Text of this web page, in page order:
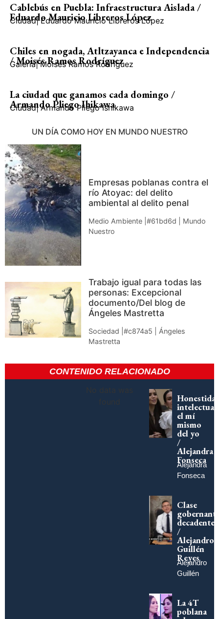
Cablebús en Puebla: Infraestructura Aislada /
Eduardo Mauricio Libreros López
Ciudad| Eduardo Mauricio Libreros López
Chiles en nogada, Atltzayanca e Independencia
/ Moisés Ramos Rodríguez
Galería| Moisés Ramos Rodríguez
La ciudad que ganamos cada domingo /
Armando Pliego Ihikawa
Ciudad| Armando Pliego Ishikawa
UN DÍA COMO HOY EN MUNDO NUESTRO
Empresas poblanas contra el
río Atoyac: del delito
ambiental al delito penal
Medio Ambiente |#61bd6d | Mundo
Nuestro
Trabajo igual para todas las
personas: Excepcional
documento/Del blog de
Ángeles Mastretta
Sociedad |#c874a5 | Ángeles
Mastretta
CONTENIDO RELACIONADO
No data was
found
intelectual:
el mí
mismo
del yo
/
Alejandra
Fonseca
Alejandra
Fonseca
Clase
decadente
/
Alejandro
Guillén
Reyes
Alejandro
Guillén
La 4T
poblana